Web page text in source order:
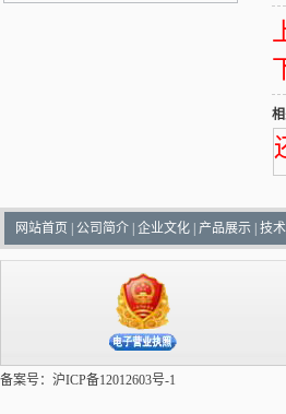
网站首页 公司简介 企业文化 产品展示 技
备案号：沪ICP备12012603号-1